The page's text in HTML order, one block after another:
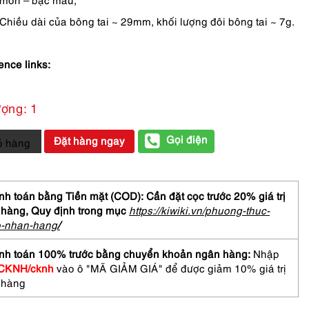
Chiều dài của bông tai ~ 29mm, khối lượng đôi bông tai ~ 7g.
links:
1
hàng Đặt hàng ngay Gọi điện
toán bằng Tiền mặt (COD): Cần đặt cọc trước 20% giá trị
Quy định trong mục https://kiwiki.vn/phuong-thuc-
nhan-hang/
toán 100% trước bằng chuyển khoản ngân hàng: Nhập
cknh vào ô "MÃ GIẢM GIÁ" để được giảm 10% giá trị